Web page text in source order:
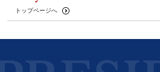
トップページへ